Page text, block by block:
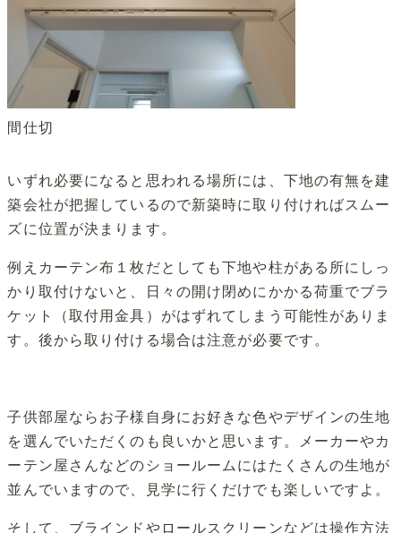
間仕切
いずれ必要になると思われる場所には、下地の有無を建
築会社が把握しているので新築時に取り付ければスムー
ズに位置が決まります。
例えカーテン布１枚だとしても下地や柱がある所にしっ
かり取付けないと、日々の開け閉めにかかる荷重でブラ
ケット（取付用金具）がはずれてしまう可能性がありま
す。後から取り付ける場合は注意が必要です。
子供部屋ならお子様自身にお好きな色やデザインの生地
を選んでいただくのも良いかと思います。メーカーやカ
ーテン屋さんなどのショールームにはたくさんの生地が
並んでいますので、見学に行くだけでも楽しいですよ。
そして、ブラインドやロールスクリーンなどは操作方法